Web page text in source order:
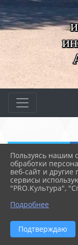
Пользуясь нашим
обработки
веб-сайт и
сервисы
"PRO.Культура",
Подробнее
Подтверждаю